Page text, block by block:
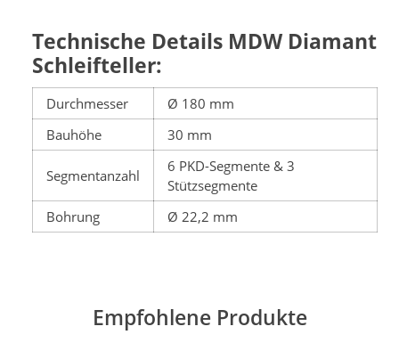
Technische Details MDW Diamant
Schleifteller:
Durchmesser
Ø 180 mm
Bauhöhe
30 mm
Segmentanzahl
6 PKD-Segmente & 3
Stützsegmente
Bohrung
Ø 22,2 mm
Empfohlene Produkte